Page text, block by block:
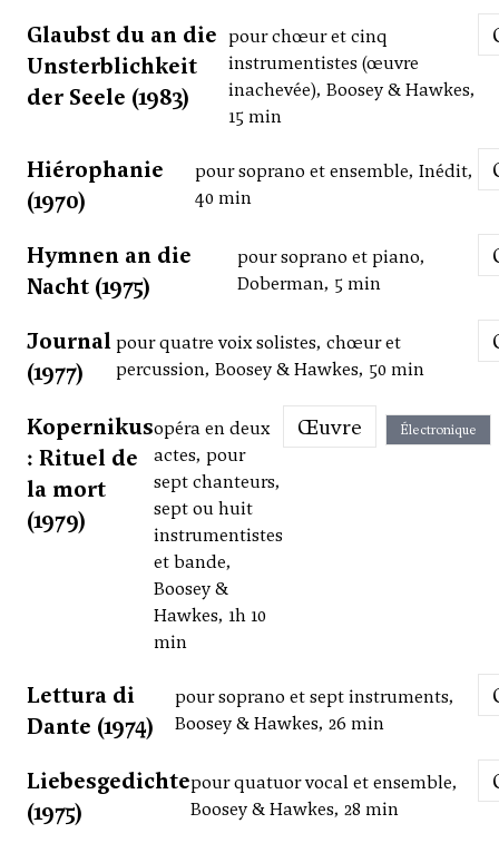
Glaubst du an die
Unsterblichkeit
der Seele (1983)
pour chœur et cinq
instrumentistes (œuvre
inachevée), Boosey & Hawkes,
15 min
Hiérophanie
(1970)
pour soprano et ensemble, Inédit,
40 min
Hymnen an die
Nacht (1975)
pour soprano et piano,
Doberman, 5 min
Journal
(1977)
pour quatre voix solistes, chœur et
percussion, Boosey & Hawkes, 50 min
Kopernikus
: Rituel de
la mort
(1979)
opéra en deux
actes, pour
sept chanteurs,
sept ou huit
instrumentistes
et bande,
Boosey &
Hawkes, 1h 10
min
Œuvre Électronique
Lettura di
Dante (1974)
pour soprano et sept instruments,
Boosey & Hawkes, 26 min
Liebesgedichte
(1975)
pour quatuor vocal et ensemble,
Boosey & Hawkes, 28 min